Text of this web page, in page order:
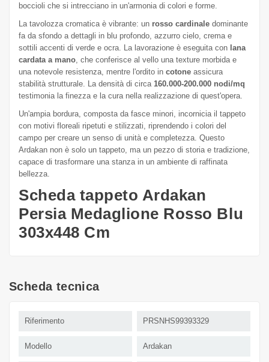
boccioli che si intrecciano in un'armonia di colori e forme.
La tavolozza cromatica è vibrante: un rosso cardinale dominante
fa da sfondo a dettagli in blu profondo, azzurro cielo, crema e
sottili accenti di verde e ocra. La lavorazione è eseguita con lana
cardata a mano , che conferisce al vello una texture morbida e
una notevole resistenza, mentre l'ordito in cotone assicura
stabilità strutturale. La densità di circa 160.000-200.000 nodi/mq
testimonia la finezza e la cura nella realizzazione di quest'opera.
Un'ampia bordura, composta da fasce minori, incornicia il tappeto
con motivi floreali ripetuti e stilizzati, riprendendo i colori del
campo per creare un senso di unità e completezza. Questo
Ardakan non è solo un tappeto, ma un pezzo di storia e tradizione,
capace di trasformare una stanza in un ambiente di raffinata
bellezza.
Scheda tappeto Ardakan
Persia Medaglione Rosso Blu
303x448 Cm
Scheda tecnica
Riferimento PRSNHS99393329
Modello Ardakan